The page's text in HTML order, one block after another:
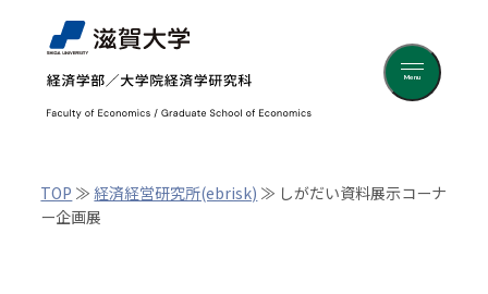
Menu
TOP ≫経済経営研究所(ebrisk) ≫ しがだい資料展示コーナ
ー企画展